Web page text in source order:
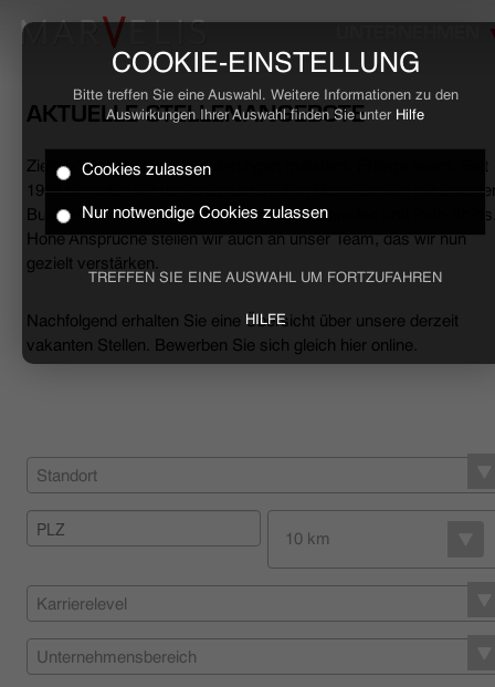
COOKIE-EINSTELLUNG
Bitte treffen Sie eine Auswahl. Weitere Informationen zu den
Auswirkungen Ihrer Auswahl finden Sie unter Hilfe
Cookies zulassen
Nur notwendige Cookies zulassen
TREFFEN SIE EINE AUSWAHL UM FORTZUFAHREN
HILFE
HOME
BUSINESS
UNTERNEHMEN
NACHHALTIGKEIT
HÄNDLERSUCHE
AKTUELLE STELLENANGEBOTE
Ziele erreichen, Herausforderungen meistern, Erfolge feiern. Seit
1994 begleiten wir den anspruchsvollen Mann sowohl mit
Business- als auch mit lässigen Casual-Hemden und Polo-
Hohe Ansprüche stellen wir auch an unser Team, das wir nun
gezielt verstärken.
Nachfolgend erhalten Sie eine Übersicht über unsere derzeit
vakanten Stellen. Bewerben Sie sich gleich hier online.
Standort
10 km
Karrierelevel
Unternehmensbereich